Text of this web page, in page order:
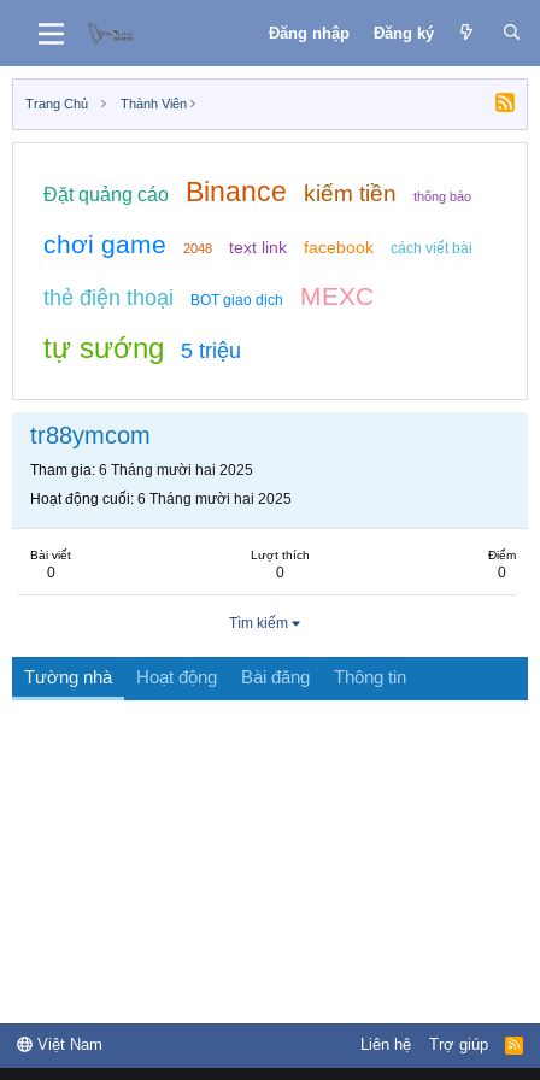
Đăng nhập Đăng ký
Trang Chủ Thành Viên
Đặt quảng cáo Binance kiếm tiền thông báo
chơi game 2048 text link facebook cách viết bài
thẻ điện thoại BOT giao dịch MEXC
tự sướng 5 triệu
tr88ymcom
Tham gia 6 Tháng mười hai 2025
Hoạt động cuối 6 Tháng mười hai 2025
Bài viết
0
Lượt thích
0
Điểm
0
Tìm kiếm
Tường nhà Hoạt động Bài đăng Thông tin
Việt Nam Liên hệ Trợ giúp
R